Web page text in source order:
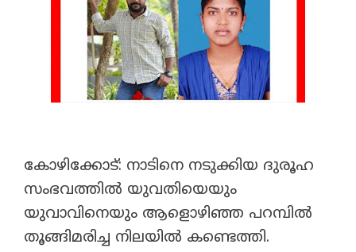
കോഴിക്കോട്: നാടിനെ നടുക്കിയ ദുരൂഹ
സംഭവത്തിൽ യുവതിയെയും
യുവാവിനെയും ആളൊഴിഞ്ഞ പറമ്പിൽ
തൂങ്ങിമരിച്ച നിലയിൽ കണ്ടെത്തി.